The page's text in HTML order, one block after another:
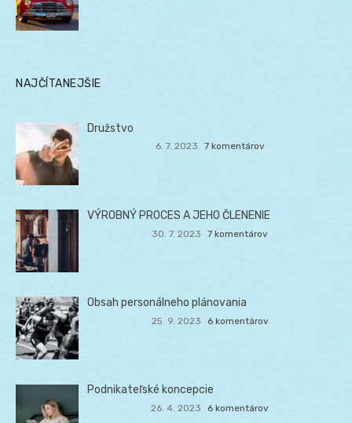
NAJČÍTANEJŠIE
Družstvo
6. 7. 2023 7 komentárov
VÝROBNÝ PROCES A JEHO ČLENENIE
30. 7. 2023 7 komentárov
Obsah personálneho plánovania
25. 9. 2023 6 komentárov
Podnikateľské koncepcie
26. 4. 2023 6 komentárov